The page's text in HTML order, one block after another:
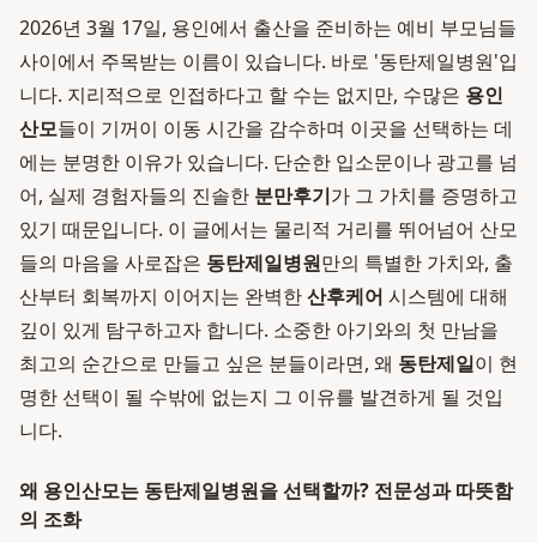
2026년 3월 17일, 용인에서 출산을 준비하는 예비 부모님들
사이에서 주목받는 이름이 있습니다. 바로 '동탄제일병원'입
니다. 지리적으로 인접하다고 할 수는 없지만, 수많은 용인
산모들이 기꺼이 이동 시간을 감수하며 이곳을 선택하는 데
에는 분명한 이유가 있습니다. 단순한 입소문이나 광고를 넘
어, 실제 경험자들의 진솔한 분만후기가 그 가치를 증명하고
있기 때문입니다. 이 글에서는 물리적 거리를 뛰어넘어 산모
들의 마음을 사로잡은 동탄제일병원만의 특별한 가치와, 출
산부터 회복까지 이어지는 완벽한산후케어 시스템에 대해
깊이 있게 탐구하고자 합니다. 소중한 아기와의 첫 만남을
최고의 순간으로 만들고 싶은 분들이라면, 왜 동탄제일이 현
명한 선택이 될 수밖에 없는지 그 이유를 발견하게 될 것입
니다.
왜 용인산모는 동탄제일병원을 선택할까? 전문성과 따뜻함
의 조화